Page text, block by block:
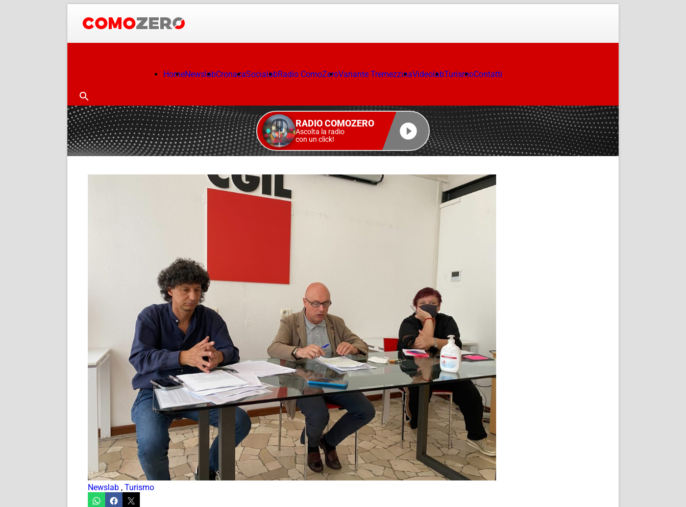
HomeNewslabCronacaSocialabRadio ComoZeroVariante TremezzinaVideolabTurismoContatti
RADIO COMOZERO
Ascolta la radio
con un click!
Newslab , Turismo